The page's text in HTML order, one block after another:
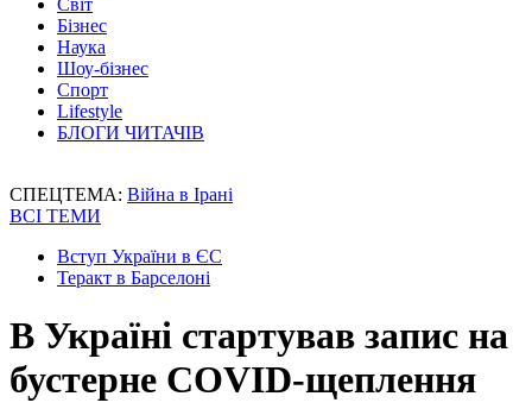
Світ
Бізнес
Наука
Шоу-бізнес
Спорт
Lifestyle
БЛОГИ ЧИТАЧІВ
СПЕЦТЕМА: Війна в Ірані
ВСІ ТЕМИ
Вступ України в ЄС
Теракт в Барселоні
В Україні стартував запис на
бустерне COVID-щеплення